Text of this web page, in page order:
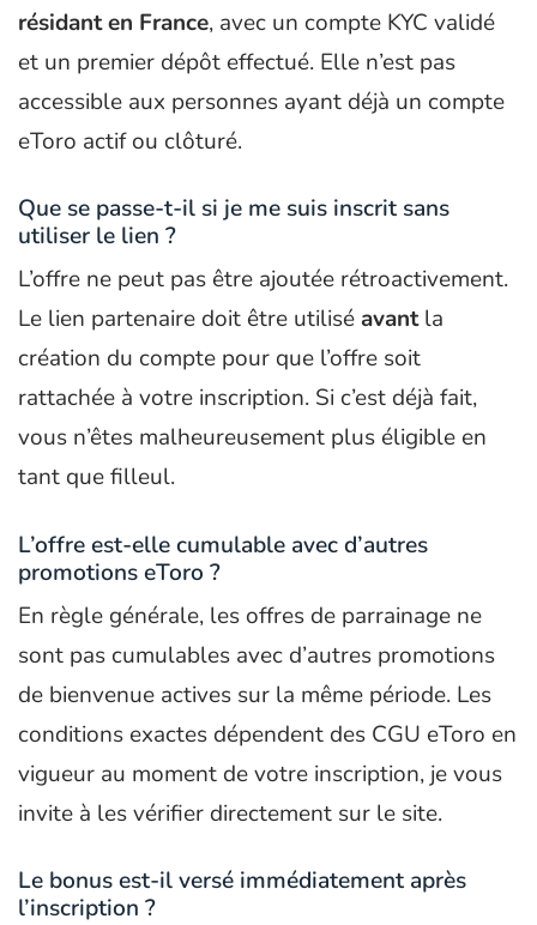
résidant en France, avec un compte KYC validé
et un premier dépôt effectué. Elle n’est pas
accessible aux personnes ayant déjà un compte
eToro actif ou clôturé.
Que se passe-t-il si je me suis inscrit sans
utiliser le lien ?
L’offre ne peut pas être ajoutée rétroactivement.
Le lien partenaire doit être utiliséavantla
création du compte pour que l’offre soit
rattachée à votre inscription. Si c’est déjà fait,
vous n’êtes malheureusement plus éligible en
tant que filleul.
L’offre est-elle cumulable avec d’autres
promotions eToro ?
En règle générale, les offres de parrainage ne
sont pas cumulables avec d’autres promotions
de bienvenue actives sur la même période. Les
conditions exactes dépendent des CGU eToro en
vigueur au moment de votre inscription, je vous
invite à les vérifier directement sur le site.
Le bonus est-il versé immédiatement après
l’inscription ?